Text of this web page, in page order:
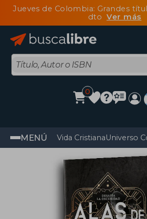
Jueves de Colombia: Grandes
dtoVer más
0
MENÚ Vida CristianaUniverso